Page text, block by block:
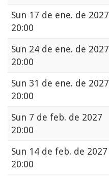
Sun 17 de ene. de 2027
20:00
Sun 24 de ene. de 2027
20:00
Sun 31 de ene. de 2027
20:00
Sun 7 de feb. de 2027
20:00
Sun 14 de feb. de 2027
20:00